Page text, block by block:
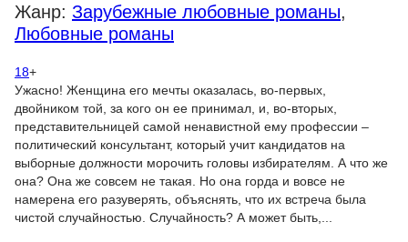
Жанр: Зарубежные любовные романы,
Любовные романы
18+
Ужасно! Женщина его мечты оказалась, во-первых,
двойником той, за кого он ее принимал, и, во-вторых,
представительницей самой ненавистной ему профессии –
политический консультант, который учит кандидатов на
выборные должности морочить головы избирателям. А что же
она? Она же совсем не такая. Но она горда и вовсе не
намерена его разуверять, объяснять, что их встреча была
чистой случайностью. Случайность? А может быть,...